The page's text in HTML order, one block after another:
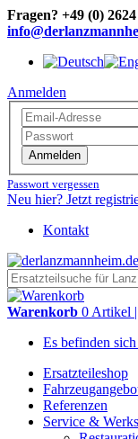
Fragen? +49 (0)
Anmelden
Anmelden
Passwort vergessen
Neu hier? Jetzt
Kontakt
Warenkorb 0 Artikel
Es befinden
Ersatzteileshop
Referenzen
Service &